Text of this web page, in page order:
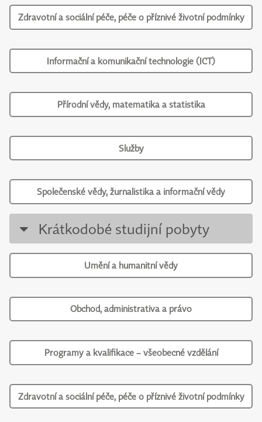
Zdravotní a sociální péče, péče o příznivé životní podmínky
Informační a komunikační technologie (ICT)
Přírodní vědy, matematika a statistika
Služby
Společenské vědy, žurnalistika a informační vědy
Krátkodobé studijní pobyty
Umění a humanitní vědy
Obchod, administrativa a právo
Programy a kvalifikace – všeobecné vzdělání
Zdravotní a sociální péče, péče o příznivé životní podmínky